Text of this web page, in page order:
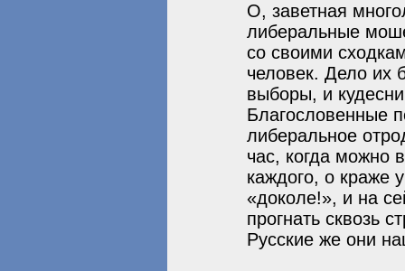
О, заветная
либеральные
со своими
человек. Дело их
выборы, и
Благословенные
либеральное
час, когда можно
каждого, о краже
«доколе!», и на
прогнать сквозь
Русские же они